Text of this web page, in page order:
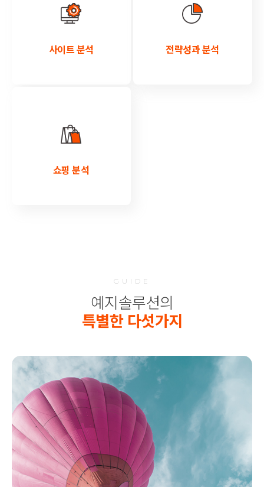
사이트 분석 전략성과 분석
쇼핑 분석
GUIDE
예지솔루션의
특별한 다섯가지